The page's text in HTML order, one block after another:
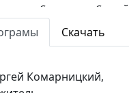
Скурихина, Сергей
Шерстнёв
Скачать
Комарницкий,